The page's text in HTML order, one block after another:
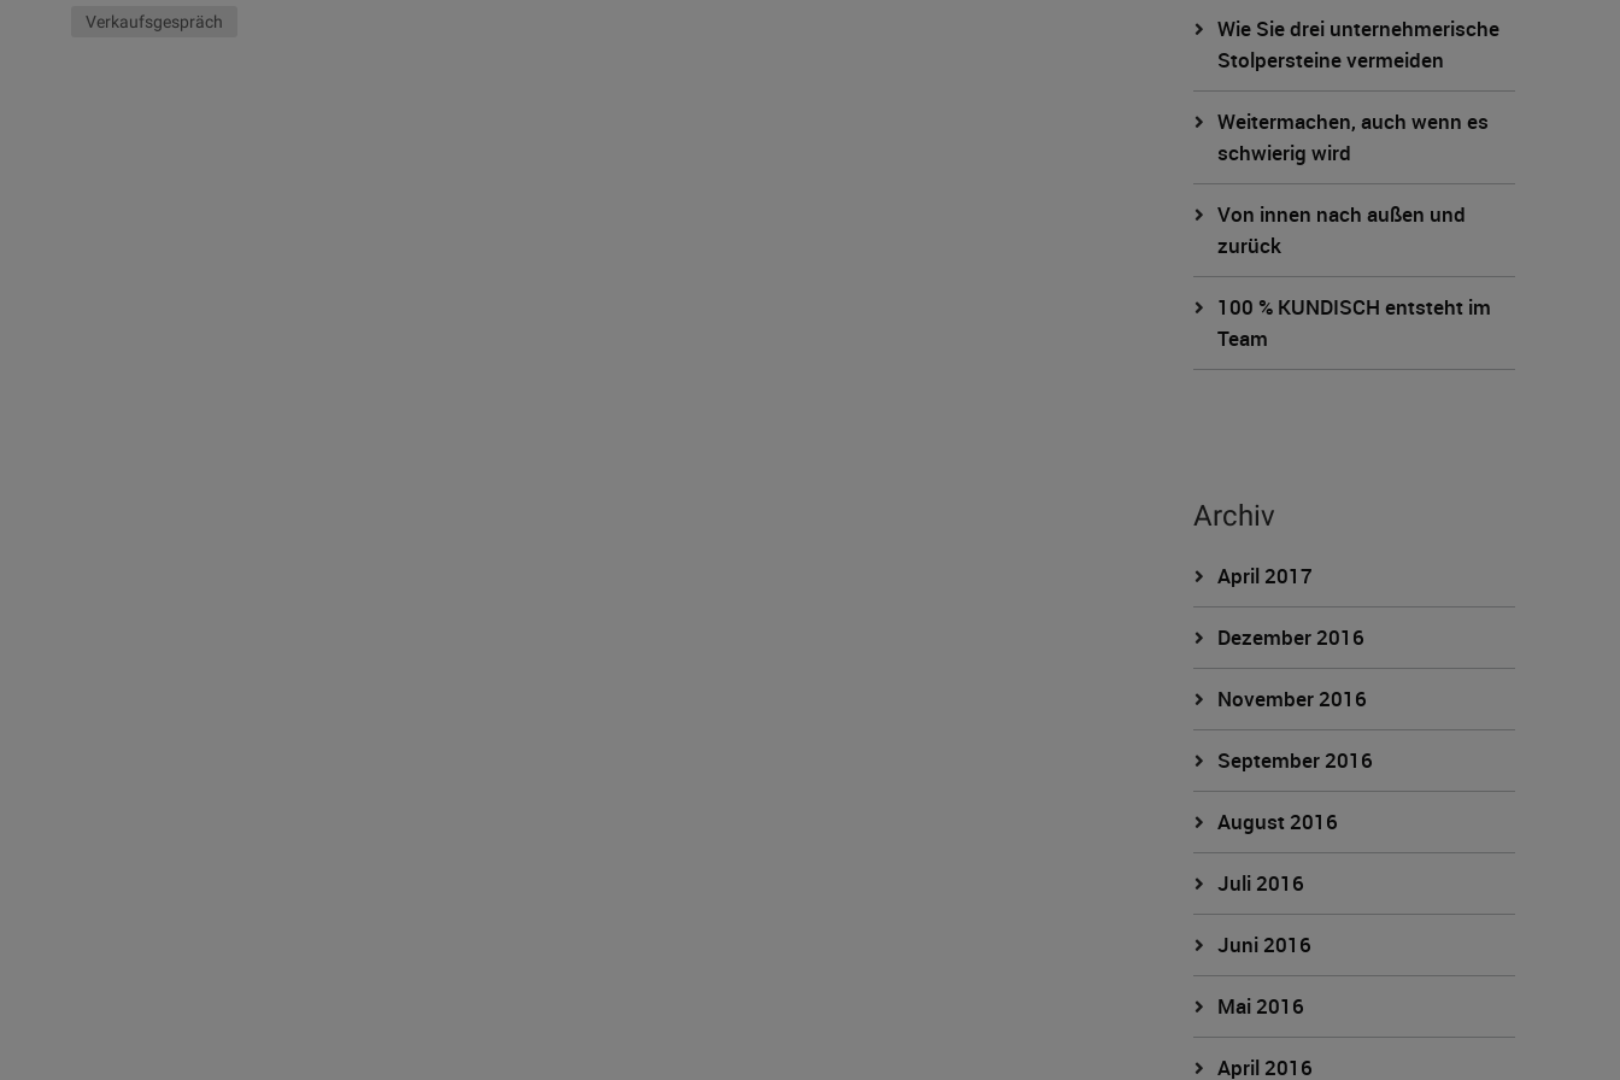
Verkaufsgespräch
Wie Sie drei unternehmerische
Stolpersteine vermeiden
Weitermachen, auch wenn es
schwierig wird
Von innen nach außen und
zurück
100 % KUNDISCH entsteht im
Team
Archiv
April 2017
Dezember 2016
November 2016
September 2016
August 2016
Juli 2016
Juni 2016
Mai 2016
April 2016